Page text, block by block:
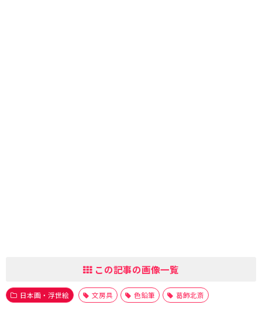
この記事の画像一覧
日本画・浮世絵 文房具 色鉛筆 葛飾北斎